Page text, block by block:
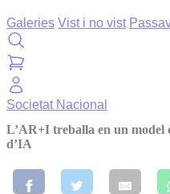
Galeries Vist i no vist
Societat Nacional
L’AR+I treballa en un model
d’IA